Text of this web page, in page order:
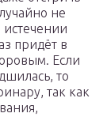
не
придёт в
Если
то
так как